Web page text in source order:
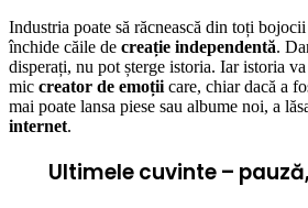
Industria poate să răcnească din toți
închide căile de creație independentă.
disperați, nu pot șterge istoria. Iar istoria
mic creator de emoții care, chiar dacă a
mai poate lansa piese sau albume noi, a
internet.
Ultimele cuvinte –